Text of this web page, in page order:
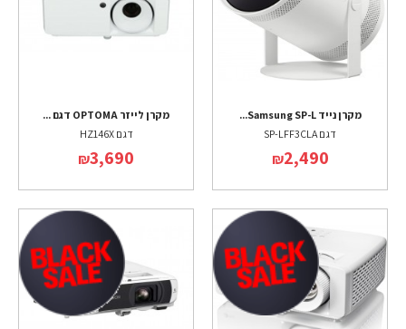
מקרן נייד Samsung SP-L...
דגם SP-LFF3CLA
₪2,490
מקרן לייזר OPTOMA דגם ...
דגם HZ146X
₪3,690